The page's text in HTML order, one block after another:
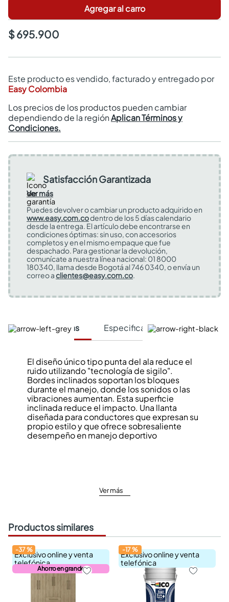
Agregar al carro
$ 695.900
Este producto es vendido, facturado y entregado por
Easy Colombia
Los precios de los productos pueden cambiar
dependiendo de la regiónAplican Términos y
Condiciones.
Satisfacción Garantizada
Ver más
Puedes devolver o cambiar un producto adquirido en
www.easy.com.codentro de los 5 días calendario
desde la entrega. El artículo debe encontrarse en
condiciones óptimas: sin uso, con accesorios
completos y en el mismo empaque que fue
despachado. Para gestionar la devolución,
comunícate a nuestra línea nacional: 01 8000
180340, llama desde Bogotá al 746 0340, o envía un
correo aclientes@easy.com.co.
Características Especificaciones Técnicas
El diseño único tipo punta del ala reduce el
ruido utilizando "tecnología de sigilo".
Bordes inclinados soportan los bloques
durante el manejo, donde los sonidos o las
vibraciones aumentan. Esta superficie
inclinada reduce el impacto. Una llanta
diseñada para conductores que expresan su
propio estilo y que ofrece sobresaliente
desempeño en manejo deportivo
Ver más
Productos similares
Exclusivo online y venta
telefónica
Ahorro en grande
-37%
Exclusivo online y venta
telefónica
-17%